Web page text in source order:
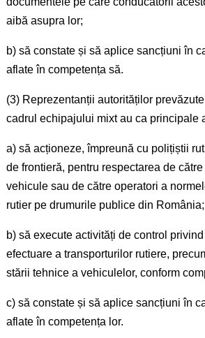
aibă asupra lor;
b) să constate și să aplice sancțiuni în
aflate în competența să.
(3) Reprezentanții autorităților
cadrul echipajului mixt au ca principale
a) să acționeze, împreună cu polițiștii
de frontieră, pentru respectarea de
vehicule sau de către operatori a
rutier pe drumurile publice din România;
b) să execute activități de control
efectuare a transporturilor rutiere,
stării tehnice a vehiculelor, conform
c) să constate și să aplice sancțiuni în
aflate în competența lor.